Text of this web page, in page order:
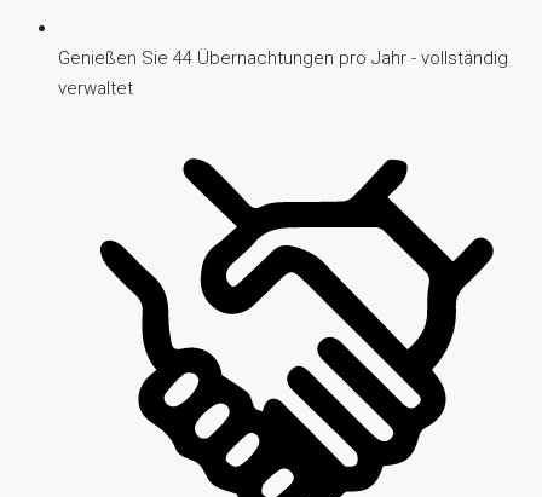
Genießen Sie 44 Übernachtungen pro Jahr - vollständig
verwaltet